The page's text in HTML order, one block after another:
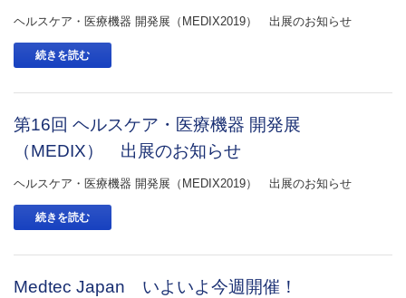
ヘルスケア・医療機器 開発展（MEDIX2019） 出展のお知らせ
続きを読む
第16回 ヘルスケア・医療機器 開発展
（MEDIX） 出展のお知らせ
ヘルスケア・医療機器 開発展（MEDIX2019） 出展のお知らせ
続きを読む
Medtec Japan いよいよ今週開催！